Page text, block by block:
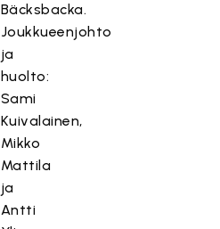
Bäcksbacka.
Joukkueenjohto
ja
huolto:
Sami
Kuivalainen,
Mikko
Mattila
ja
Antti